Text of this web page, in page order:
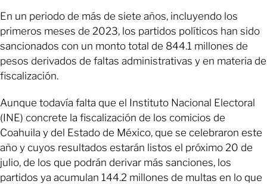
En un periodo de más de siete años, incluyendo los
primeros meses de 2023, los partidos políticos han sido
sancionados con un monto total de 844.1 millones de
pesos derivados de faltas administrativas y en materia de
fiscalización.
Aunque todavía falta que el Instituto Nacional Electoral
(INE) concrete la fiscalización de los comicios de
Coahuila y del Estado de México, que se celebraron este
año y cuyos resultados estarán listos el próximo 20 de
julio, de los que podrán derivar más sanciones, los
partidos ya acumulan 144.2 millones de multas en lo que